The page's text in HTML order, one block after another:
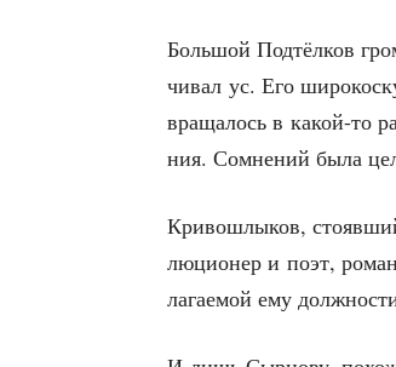
Боль­шой Под­тёл­ков
чи­вал ус. Его
вра­ща­лось в какой-то
ния. Сомне­ний была
Кри­во­ш­лы­ков,
лю­ци­о­нер и поэт,
ла­га­е­мой ему